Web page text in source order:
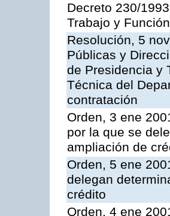
Decreto 230/
Trabajo y
Resolución, 5
Públicas y
de Presidencia y
Técnica del
contratación
Orden, 3 ene
por la que se
ampliación de
Orden, 5 ene
delegan
crédito
Orden, 4 ene